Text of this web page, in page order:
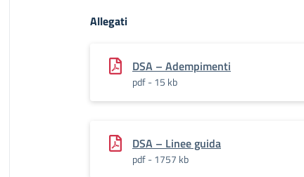
Allegati
DSA – Adempimenti
pdf - 15 kb
DSA – Linee guida
pdf - 1757 kb